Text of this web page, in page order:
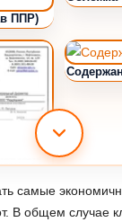
самые
В общем случае